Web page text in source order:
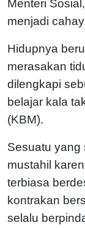
Menteri
menjadi
Hidupnya
merasakan
dilengkapi
belajar kala
(KBM).
Sesuatu yang
mustahil
terbiasa
kontrakan
selalu